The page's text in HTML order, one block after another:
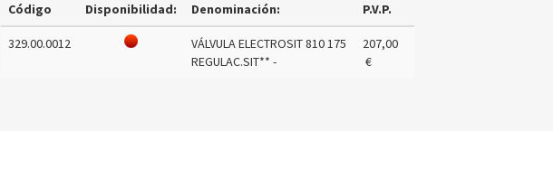
Código Disponibilidad: Denominación: P.V.P.
329.00.0012
VÁLVULA ELECTROSIT 810 175
REGULAC.SIT** -
207,00
€